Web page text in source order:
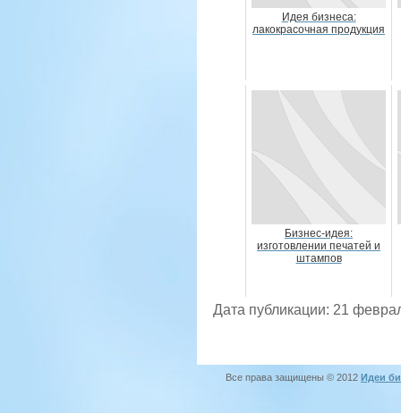
Идея бизнеса:
лакокрасочная продукция
Бизнес-идея:
изготовлении печатей и
штампов
Дата публикации: 21
Все права защищены © 2012 Идеи